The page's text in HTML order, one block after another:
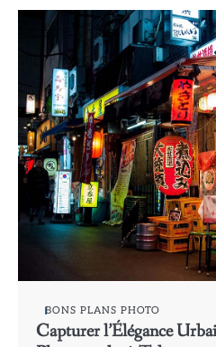
BONS PLANS PHOTO
Capturer l’Élégance